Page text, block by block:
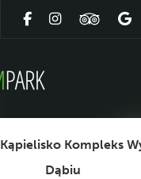
Kąpielisko Kompleks
Dąbiu